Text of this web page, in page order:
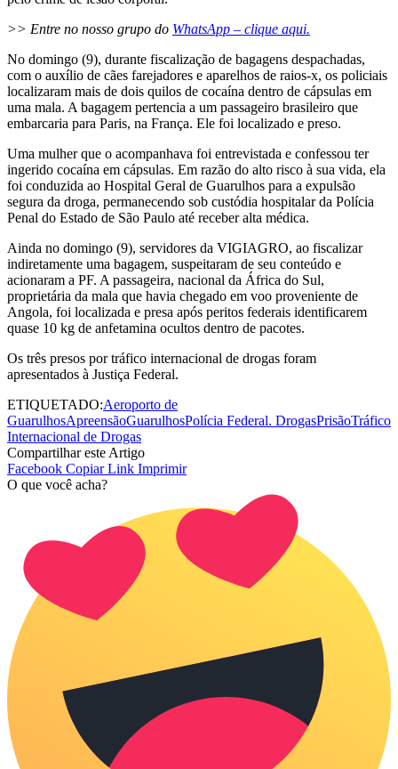
>> Entre no nosso grupo do WhatsApp – clique aqui.
No domingo (9), durante fiscalização de bagagens despachadas,
com o auxílio de cães farejadores e aparelhos de raios-x, os policiais
localizaram mais de dois quilos de cocaína dentro de cápsulas em
uma mala. A bagagem pertencia a um passageiro brasileiro que
embarcaria para Paris, na França. Ele foi localizado e preso.
Uma mulher que o acompanhava foi entrevistada e confessou ter
ingerido cocaína em cápsulas. Em razão do alto risco à sua vida, ela
foi conduzida ao Hospital Geral de Guarulhos para a expulsão
segura da droga, permanecendo sob custódia hospitalar da Polícia
Penal do Estado de São Paulo até receber alta médica.
Ainda no domingo (9), servidores da VIGIAGRO, ao fiscalizar
indiretamente uma bagagem, suspeitaram de seu conteúdo e
acionaram a PF. A passageira, nacional da África do Sul,
proprietária da mala que havia chegado em voo proveniente de
Angola, foi localizada e presa após peritos federais identificarem
quase 10 kg de anfetamina ocultos dentro de pacotes.
Os três presos por tráfico internacional de drogas foram
apresentados à Justiça Federal.
ETIQUETADO:Aeroporto de
GuarulhosApreensãoGuarulhosPolícia Federal. DrogasPrisãoTráfico
Internacional de Drogas
Compartilhar este Artigo
Facebook Copiar Link Imprimir
O que você acha?